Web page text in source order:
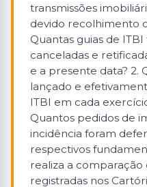
transmissões
devido recolhimento
Quantas guias de
canceladas e
e a presente data? 2.
lançado e
ITBI em cada
Quantos pedidos de
incidência foram
respectivos
realiza a comparação
registradas nos